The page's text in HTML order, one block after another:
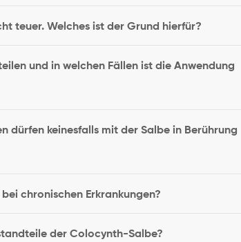
teuer. Welches ist der Grund hierfür?
und in welchen Fällen ist die Anwendung
dürfen keinesfalls mit der Salbe in Berührung
chronischen Erkrankungen?
der Colocynth-Salbe?